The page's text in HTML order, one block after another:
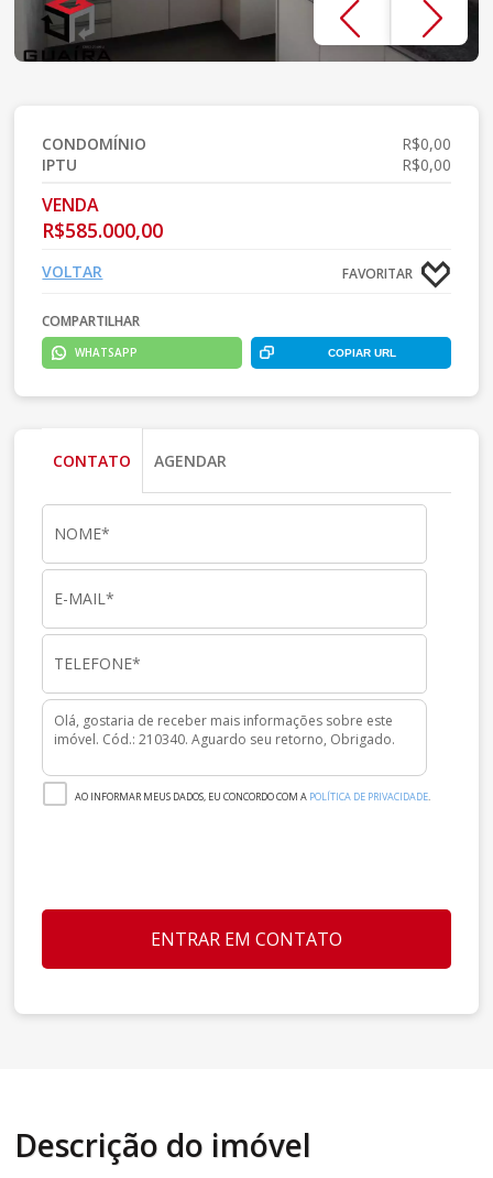
CONDOMÍNIO
R$0,00
IPTU
R$0,00
VENDA
R$585.000,00
FAVORITAR
VOLTAR
COMPARTILHAR
WHATSAPP COPIAR URL
CONTATO AGENDAR
AO INFORMAR MEUS DADOS, EU CONCORDO COM A POLÍTICA DE PRIVACIDADE.
ENTRAR EM CONTATO
Descrição do imóvel